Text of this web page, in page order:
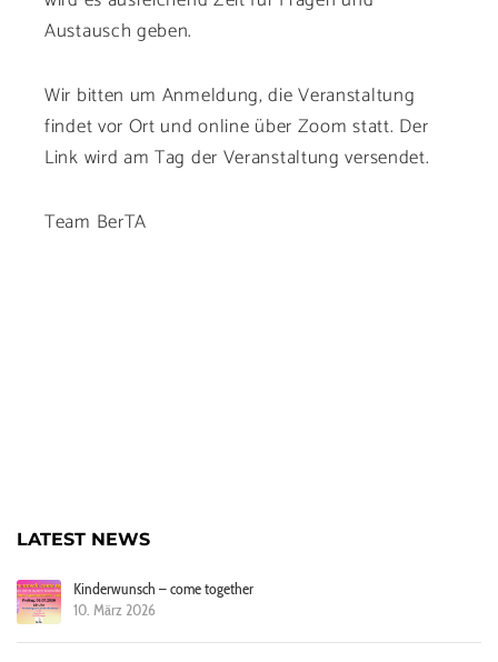
Austausch geben.
Wir bitten um Anmeldung, die Veranstaltung
findet vor Ort und online über Zoom statt. Der
Link wird am Tag der Veranstaltung versendet.
Team BerTA
LATEST NEWS
Kinderwunsch – come together
10. März 2026